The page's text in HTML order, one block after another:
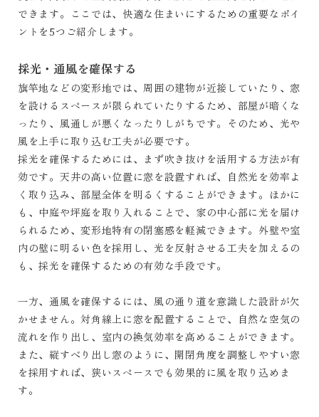
できます。ここでは、快適な住まいにするための重要なポイ
ントを5つご紹介します。
採光・通風を確保する
旗竿地などの変形地では、周囲の建物が近接していたり、窓
を設けるスペースが限られていたりするため、部屋が暗くな
ったり、風通しが悪くなったりしがちです。そのため、光や
風を上手に取り込む工夫が必要です。
採光を確保するためには、まず吹き抜けを活用する方法が有
効です。天井の高い位置に窓を設置すれば、自然光を効率よ
く取り込み、部屋全体を明るくすることができます。ほかに
も、中庭や坪庭を取り入れることで、家の中心部に光を届け
られるため、変形地特有の閉塞感を軽減できます。外壁や室
内の壁に明るい色を採用し、光を反射させる工夫を加えるの
も、採光を確保するための有効な手段です。
一方、通風を確保するには、風の通り道を意識した設計が欠
かせません。対角線上に窓を配置することで、自然な空気の
流れを作り出し、室内の換気効率を高めることができます。
また、縦すべり出し窓のように、開閉角度を調整しやすい窓
を採用すれば、狭いスペースでも効果的に風を取り込めま
す。